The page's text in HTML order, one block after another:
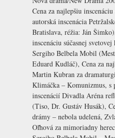
Cena za najlepšiu
autorská inscenácia
Bratislava, réžia: Ján
inscenáciu súčasnej
Sergiho Belbela Mobil
Eduard Kudláč), Cena za
Martin Kubran za
Klimáčka – Komunizmus,
inscenácií Divadla Aréna
(Tiso, Dr. Gustáv Husák),
drámy – nebola udelená,
Oľhová za mimoriadny